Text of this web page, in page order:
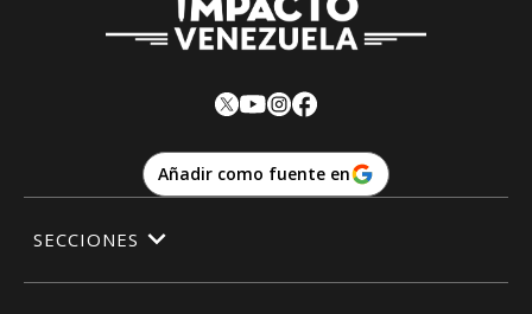
Añadir como fuente en
SECCIONES